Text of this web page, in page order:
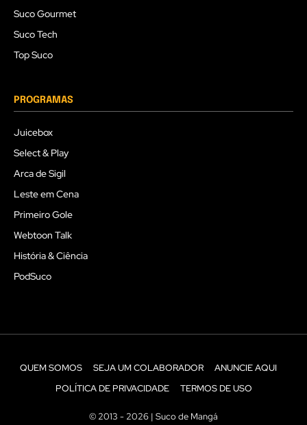
Suco Gourmet
Suco Tech
Top Suco
PROGRAMAS
Juicebox
Select & Play
Arca de Sigil
Leste em Cena
Primeiro Gole
Webtoon Talk
História & Ciência
PodSuco
QUEM SOMOS SEJA UM COLABORADOR
ANUNCIE AQUI
POLÍTICA DE PRIVACIDADE
TERMOS DE USO
© 2013 - 2026 | Suco de Mangá